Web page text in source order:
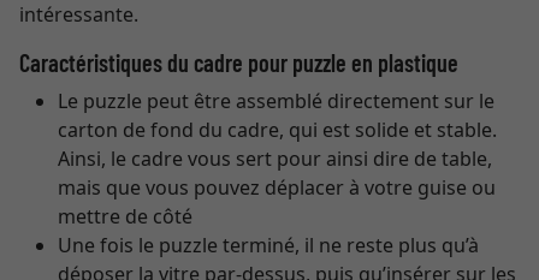
intéressante.
Caractéristiques du cadre pour puzzle en plastique
Le puzzle peut être assemblé directement sur le
carton de fond du cadre, qui est solide et stable.
Ainsi, le cadre vous sert pour ainsi dire de table,
mais que vous pouvez déplacer à votre guise ou
mettre de côté
Une fois le puzzle terminé, il ne reste plus qu’à
déposer la vitre par-dessus, puis qu’insérer sur les